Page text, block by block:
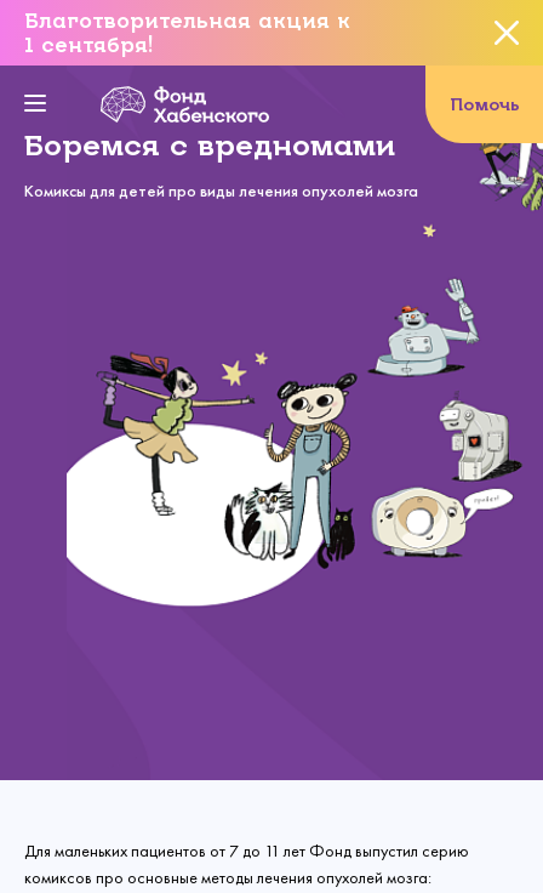
Благотворительная акция к
1 сентября!
Помочь
Боремся с вредномами
Комиксы для детей про виды лечения опухолей мозга
Для маленьких пациентов от 7 до 11 лет Фонд выпустил серию
комиксов про основные методы лечения опухолей мозга:
Вы уверены, что хотите
завершить данное событие?